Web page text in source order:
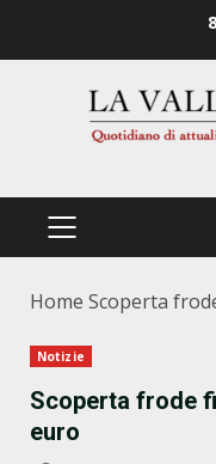
PRIMÄRES
Home Scoperta
Notizie
Scoperta frode
euro